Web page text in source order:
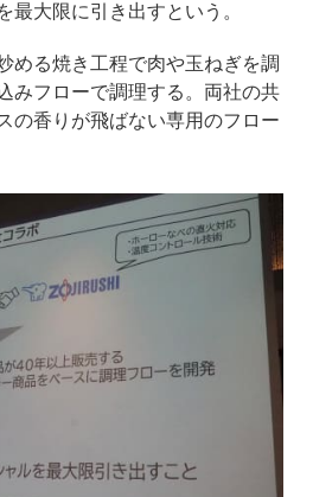
最大限に引き出すという。
める焼き工程で肉や玉ねぎを調
みフローで調理する。両社の共
の香りが飛ばない専用のフロー